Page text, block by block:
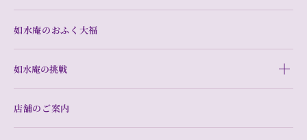
如水庵のおふく大福
如水庵の挑戦
店舗のご案内